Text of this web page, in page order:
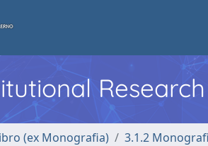
(ex Monografia) 3.1.2